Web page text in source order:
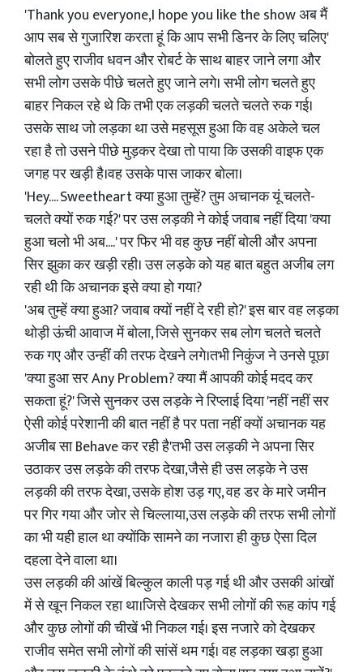
'Thank you everyone,I hope you like the show अब मैं
आप सब से गुजारिश करता हूं कि आप सभी डिनर के लिए चलिए'
बोलते हुए राजीव धवन और रोबर्ट के साथ बाहर जाने लगा और
सभी लोग उसके पीछे चलते हुए जाने लगे। सभी लोग चलते हुए
बाहर निकल रहे थे कि तभी एक लड़की चलते चलते रुक गई।
उसके साथ जो लड़का था उसे महसूस हुआ कि वह अकेले चल
रहा है तो उसने पीछे मुड़कर देखा तो पाया कि उसकी वाइफ एक
जगह पर खड़ी है।वह उसके पास जाकर बोला।
'Hey.... Sweetheart क्या हुआ तुम्हें? तुम अचानक यूं चलते-
चलते क्यों रुक गई?' पर उस लड़की ने कोई जवाब नहीं दिया 'क्या
हुआ चलो भी अब....' पर फिर भी वह कुछ नहीं बोली और अपना
सिर झुका कर खड़ी रही। उस लड़के को यह बात बहुत अजीब लग
रही थी कि अचानक इसे क्या हो गया?
'अब तुम्हें क्या हुआ? जवाब क्यों नहीं दे रही हो?' इस बार वह लड़का
थोड़ी ऊंची आवाज में बोला, जिसे सुनकर सब लोग चलते चलते
रुक गए और उन्हीं की तरफ देखने लगे।तभी निकुंज ने उनसे पूछा
'क्या हुआ सर Any Problem? क्या मैं आपकी कोई मदद कर
सकता हूं?' जिसे सुनकर उस लड़के ने रिप्लाई दिया 'नहीं नहीं सर
ऐसी कोई परेशानी की बात नहीं है पर पता नहीं क्यों अचानक यह
अजीब सा Behave कर रही है'तभी उस लड़की ने अपना सिर
उठाकर उस लड़के की तरफ देखा,जैसे ही उस लड़के ने उस
लड़की की तरफ देखा, उसके होश उड़ गए, वह डर के मारे जमीन
पर गिर गया और जोर से चिल्लाया,उस लड़के की तरफ सभी लोगों
का भी यही हाल था क्योंकि सामने का नजारा ही कुछ ऐसा दिल
दहला देने वाला था।
उस लड़की की आंखें बिल्कुल काली पड़ गई थी और उसकी आंखों
में से खून निकल रहा था।जिसे देखकर सभी लोगों की रूह कांप गई
और कुछ लोगों की चीखें भी निकल गई। इस नजारे को देखकर
राजीव समेत सभी लोगों की सांसें थम गई। वह लड़का खड़ा हुआ